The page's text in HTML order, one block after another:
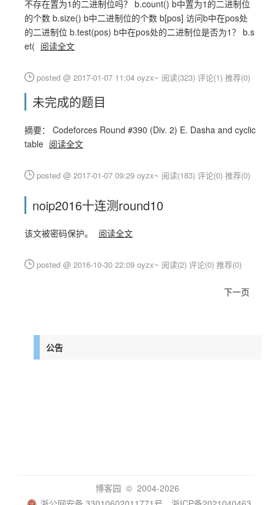
不存在置为1的二进制位吗？ b.count() b中置为1的二进制位
的个数 b.size() b中二进制位的个数 b[pos] 访问b中在pos处
的二进制位 b.test(pos) b中在pos处的二进制位是否为1？ b.s
et( 阅读全文
posted @ 2017-01-07 11:04 oyzx~ 阅读(323) 评论(1) 推荐(0)
未完成的题目
摘要： Codeforces Round #390 (Div. 2) E. Dasha and cyclic
table 阅读全文
posted @ 2017-01-07 09:29 oyzx~ 阅读(183) 评论(0) 推荐(0)
noip2016十连测round10
该文被密码保护。 阅读全文
posted @ 2016-10-30 22:09 oyzx~ 阅读(2) 评论(0) 推荐(0)
下一页
公告
博客园 © 2004-2026